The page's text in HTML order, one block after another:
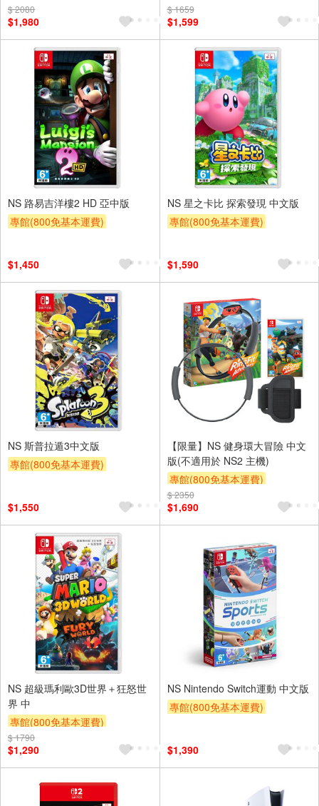
$ 2080
$1,980
$ 1659
$1,599
NS 路易吉洋樓2 HD 亞中版
專館(800免基本運費)
$1,450
NS 星之卡比 探索發現 中文版
專館(800免基本運費)
$1,590
NS 斯普拉遁3中文版
專館(800免基本運費)
$1,550
【限量】NS 健身環大冒險 中文
版(不適用於 NS2 主機)
專館(800免基本運費)
$ 2350
$1,690
NS 超級瑪利歐3D世界＋狂怒世
界 中
專館(800免基本運費)
$ 1790
$1,290
NS Nintendo Switch運動 中文版
專館(800免基本運費)
$1,390